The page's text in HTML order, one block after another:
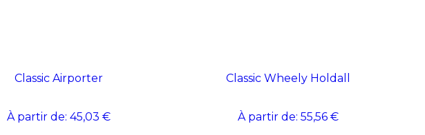
Classic Airporter
À partir de: 45,03 €
Classic Wheely Holdall
À partir de: 55,56 €